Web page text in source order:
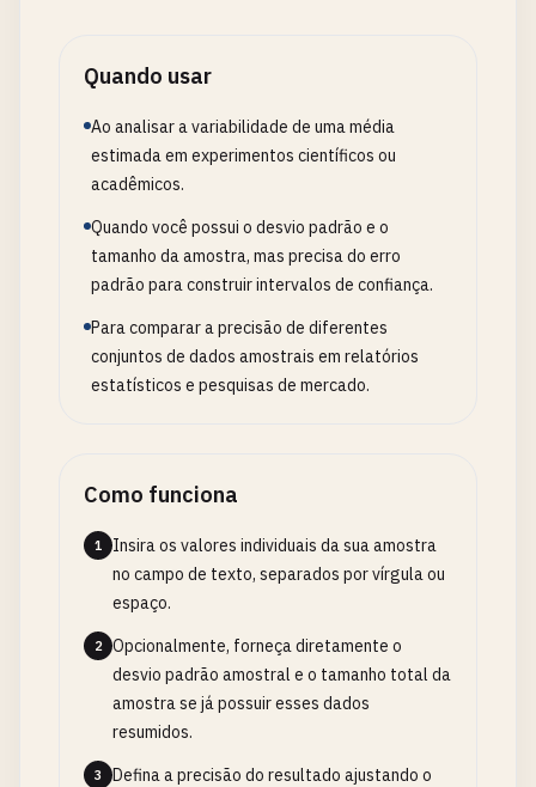
Quando usar
Ao analisar a variabilidade de uma média
estimada em experimentos científicos ou
acadêmicos.
Quando você possui o desvio padrão e o
tamanho da amostra, mas precisa do erro
padrão para construir intervalos de confiança.
Para comparar a precisão de diferentes
conjuntos de dados amostrais em relatórios
estatísticos e pesquisas de mercado.
Como funciona
1
Insira os valores individuais da sua amostra
no campo de texto, separados por vírgula ou
espaço.
2
Opcionalmente, forneça diretamente o
desvio padrão amostral e o tamanho total da
amostra se já possuir esses dados
resumidos.
3
Defina a precisão do resultado ajustando o